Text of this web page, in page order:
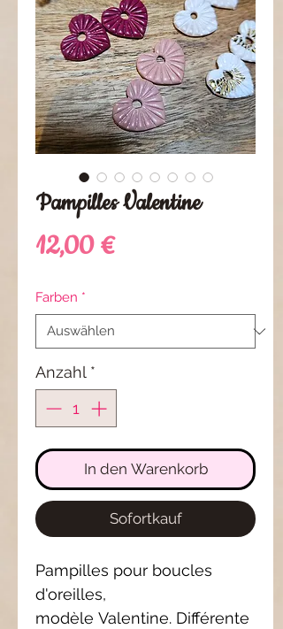
Pampilles Valentine
12,00 €Preis
Farben *
Anzahl *
In den Warenkorb
Sofortkauf
Pampilles pour boucles
d'oreilles,
modèle Valentine. Différente